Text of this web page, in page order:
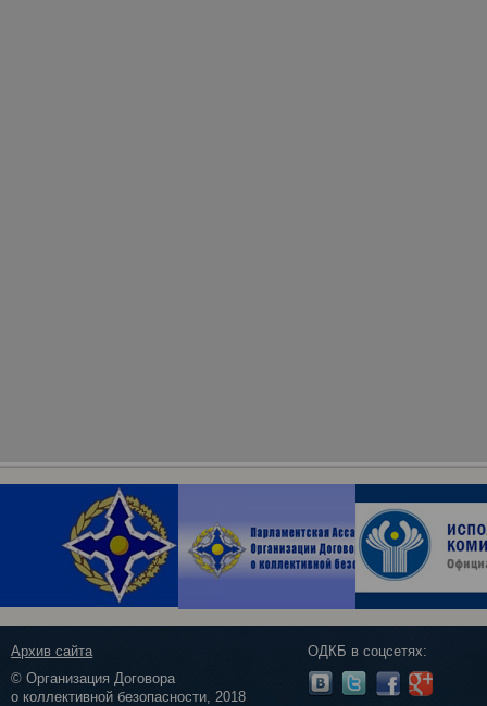
Архив сайта
© Организация Договора
о коллективной безопасности, 2018
ОДКБ в соцсетях: